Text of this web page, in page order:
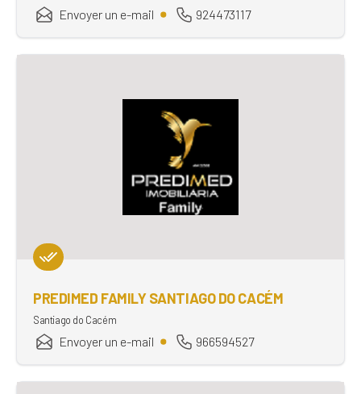
Envoyer un e-mail 924473117
PREDIMED FAMILY SANTIAGO DO CACÉM
Santiago do Cacém
Envoyer un e-mail 966594527